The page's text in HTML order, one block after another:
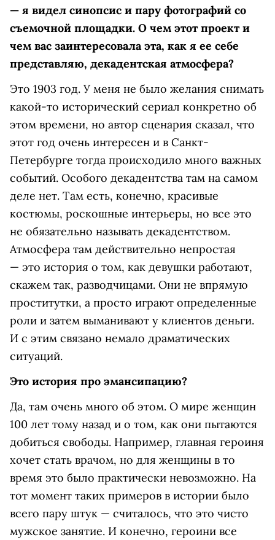
— я видел синопсис и пару фотографий со
съемочной площадки. О чем этот проект и
чем вас заинтересовала эта, как я ее себе
представляю, декадентская атмосфера?
Это 1903 год. У меня не было желания снимать
какой-то исторический сериал конкретно об
этом времени, но автор сценария сказал, что
этот год очень интересен и в Санкт-
Петербурге тогда происходило много важных
событий. Особого декадентства там на самом
деле нет. Там есть, конечно, красивые
костюмы, роскошные интерьеры, но все это
не обязательно называть декадентством.
Атмосфера там действительно непростая
— это история о том, как девушки работают,
скажем так, разводчицами. Они не впрямую
проститутки, а просто играют определенные
роли и затем выманивают у клиентов деньги.
И с этим связано немало драматических
ситуаций.
Это история про эмансипацию?
Да, там очень много об этом. О мире женщин
100 лет тому назад и о том, как они пытаются
добиться свободы. Например, главная героиня
хочет стать врачом, но для женщины в то
время это было практически невозможно. На
тот момент таких примеров в истории было
всего пару штук — считалось, что это чисто
мужское занятие. И конечно, героини все